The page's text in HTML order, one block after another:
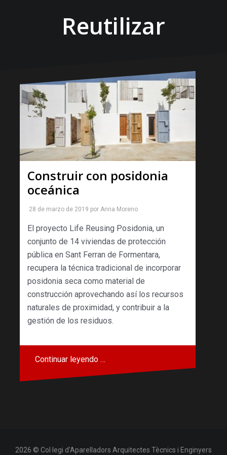
Reutilizar
Construir con posidonia
oceánica
28 de marzo de 2019 por Anna Moreno
El proyecto Life Reusing Posidonia, un
conjunto de 14 viviendas de protección
pública en Sant Ferran de Formentara,
recupera la técnica tradicional de incorporar
posidonia seca como material de
construcción aprovechando así los recursos
naturales de proximidad, y contribuir a la
gestión de los residuos.
Continuar leyendo …
2026 © Col·legi d'Aparelladors Arquitectes Tècnics i Enginyers